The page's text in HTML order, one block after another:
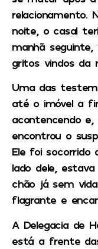
relacionamento.
noite, o casal
manhã seguinte,
gritos vindos da
Uma das
até o imóvel a
acontencendo e,
encontrou o
Ele foi socorrido
lado dele,
chão já sem
flagrante e
A Delegacia de
está a frente